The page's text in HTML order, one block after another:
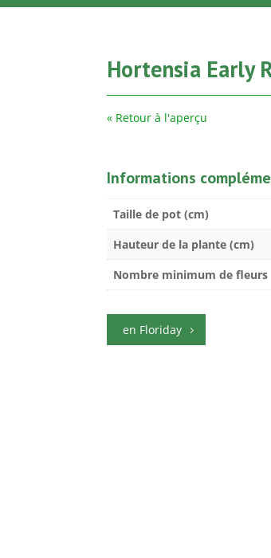
Hortensia Early
« Retour à l'aperçu
Informations
Taille de pot (cm)
Hauteur de la plante (cm)
Nombre minimum de fleurs
en Floriday